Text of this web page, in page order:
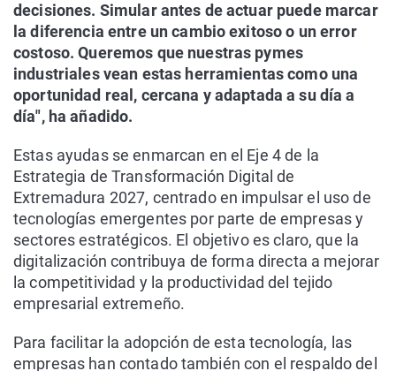
decisiones. Simular antes de actuar puede marcar
la diferencia entre un cambio exitoso o un error
costoso. Queremos que nuestras pymes
industriales vean estas herramientas como una
oportunidad real, cercana y adaptada a su día a
día", ha añadido.
Estas ayudas se enmarcan en el Eje 4 de la
Estrategia de Transformación Digital de
Extremadura 2027, centrado en impulsar el uso de
tecnologías emergentes por parte de empresas y
sectores estratégicos. El objetivo es claro, que la
digitalización contribuya de forma directa a mejorar
la competitividad y la productividad del tejido
empresarial extremeño.
Para facilitar la adopción de esta tecnología, las
empresas han contado también con el respaldo del